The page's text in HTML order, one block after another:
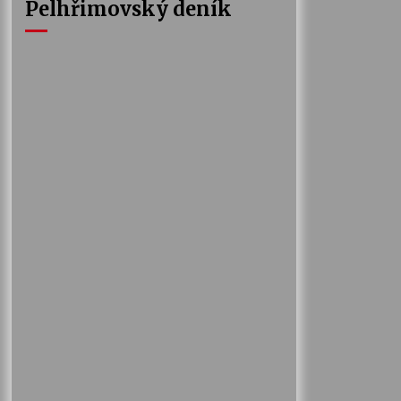
Pelhřimovský deník